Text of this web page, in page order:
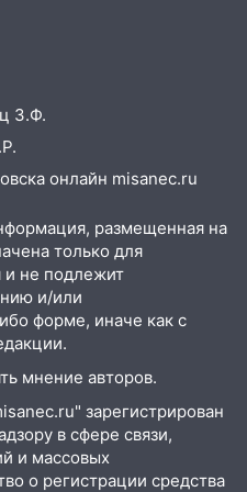
деревья,
крупный град:
уходит под
на улице
сбила
на улице
уголовное дело
37-летнего
ещё 19 июля
до прогулки с
Ульяновской
З.Ф.
онлайн misanec.ru
размещенная на
только для
и не подлежит
и/или
форме, иначе как с
мнение авторов.
зарегистрирован
в сфере связи,
и массовых
о регистрации средства